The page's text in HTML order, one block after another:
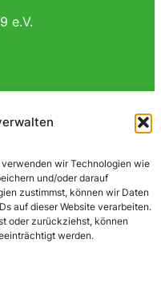
wir Technologien wie
und/oder darauf
zustimmst, können wir Daten
auf dieser Website verarbeiten.
oder zurückziehst, können
werden.
e.V.